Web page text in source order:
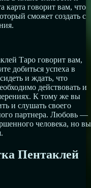
карта говорит вам, что
сможет создать с
Таро говорит вам,
добиться успеха в
и ждать, что
действовать и
К тому же вы
и слушать своего
партнера. Любовь —
человека, но вы
Пентаклей